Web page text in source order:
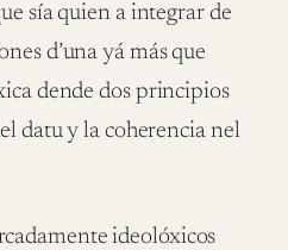
sía quien a integrar de
d’una yá más que
dende dos principios
datu y la coherencia nel
ideolóxicos